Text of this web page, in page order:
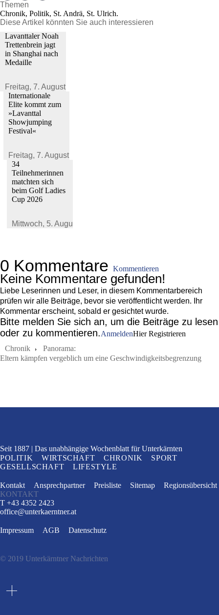
Themen
Chronik, Politik, St. Andrä, St. Ulrich.
Diese Artikel könnten Sie auch interessieren
Lavanttaler Noah
Trettenbrein jagt
in Shanghai nach
Medaille
Freitag, 7. August 2026
Internationale
Elite kommt zum
»Lavanttal
Showjumping
Festival«
Freitag, 7. August 2026
34
Teilnehmerinnen
matchten sich
beim Golf Ladies
Cup 2026
Mittwoch, 5. August 2026
0 Kommentare Kommentieren
Keine Kommentare gefunden!
Liebe Leserinnen und Leser, in diesem Kommentarbereich
prüfen wir alle Beiträge, bevor sie veröffentlicht werden. Ihr
Kommentar erscheint, sobald er gesichtet wurde.
Bitte melden Sie sich an, um die Beiträge zu lesen
oder zu kommentieren.AnmeldenHier Registrieren
Chronik
Panorama:
Eltern kämpfen vergeblich um eine Geschwindigkeitsbegrenzung
Seit 1887 Das unabhängige Wochenblatt für Unterkärnten
POLITIK
WIRTSCHAFT CHRONIK
SPORT
GESELLSCHAFT
LIFESTYLE
Kontakt Ansprechpartner Preisliste Sitemap
Regionsübersicht
KONTAKT
T +43 4352 2423
office@unterkaerntner.at
Impressum AGB Datenschutz
© 2019 Unterkärntner Nachrichten